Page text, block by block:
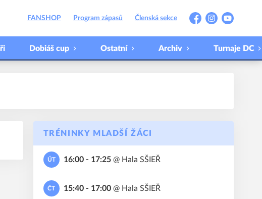
FANSHOP Program zápasů Členská sekce
FacebookInstagramYouTube
Dobiáš cup Ostatní Archiv Turnaje DC
TRÉNINKY MLADŠÍ ŽÁCI
ÚT 16:00 - 17:25@ Hala SŠIEŘ
ČT 15:40 - 17:00@ Hala SŠIEŘ